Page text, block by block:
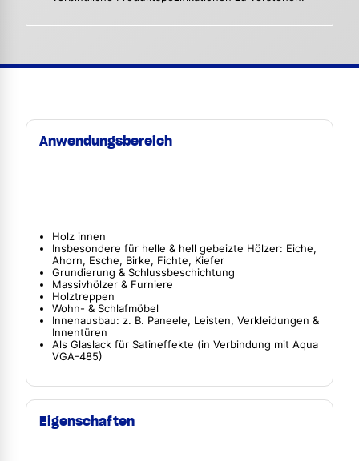
Anwendungsbereich
Holz innen
Insbesondere für helle & hell gebeizte Hölzer: Eiche,
Ahorn, Esche, Birke, Fichte, Kiefer
Grundierung & Schlussbeschichtung
Massivhölzer & Furniere
Holztreppen
Wohn- & Schlafmöbel
Innenausbau: z. B. Paneele, Leisten, Verkleidungen &
Innentüren
Als Glaslack für Satineffekte (in Verbindung mit Aqua
VGA-485)
Eigenschaften